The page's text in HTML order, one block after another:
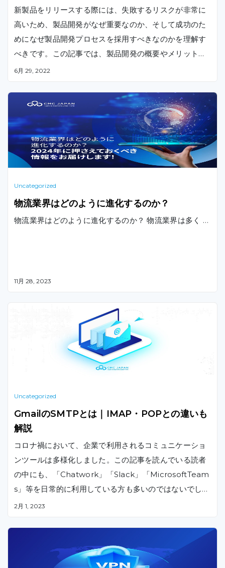
新製品をリリースする際には、失敗するリスクが非常に
高いため、製品開発がなぜ重要なのか、そして成功のた
めになぜ製品開発プロセスを採用すべきなのかを理解す
べきです。この記事では、製品開発の概要やメリット、
製品管理との違いなどをご紹介いたします。
6月 29, 2022
Uncategorized
物流業界はどのように進化するのか？
物流業界はどのように進化するのか？ 物流業界は多く …
11月 28, 2023
Uncategorized
GmailのSMTPとは｜IMAP・POPとの違いも
解説
コロナ禍において、企業で利用されるコミュニケーショ
ンツールは多様化しました。この記事を読んでいる読者
の中にも、「Chatwork」「Slack」「MicrosoftTeam
s」等を日常的に利用している方も多いのではないでしょ
うか。しかし、さまざまなコミュニケーションツールが
いうわけではありません。本記事では、メールの設定で
しばしば見かけるSMTPの概要やGmailのSMTP設定方
法、IMAPやPOPとの違いを紹介します。
2月 1, 2023